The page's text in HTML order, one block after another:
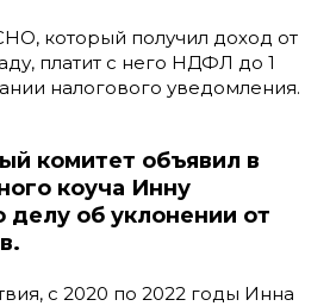
который получил доход от
платит с него НДФЛ до 1
налогового уведомления.
комитет объявил в
коуча Инну
делу об уклонении от
с 2020 по 2022 годы Инна